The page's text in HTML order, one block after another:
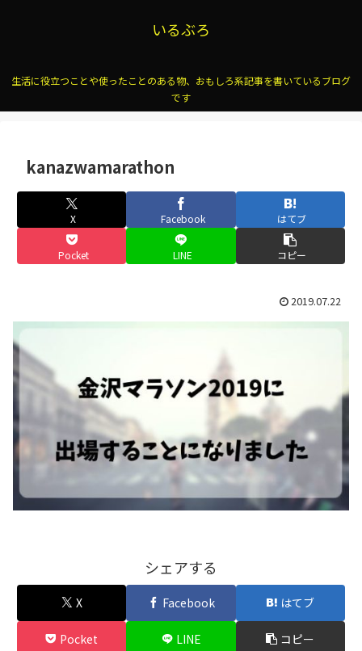
いるぶろ
生活に役立つことや使ったことのある物、おもしろ系記事を書いているブログ
です
kanazwamarathon
X Facebook はてブ
Pocket LINE コピー
2019.07.22
シェアする
X Facebook はてブ
Pocket LINE コピー